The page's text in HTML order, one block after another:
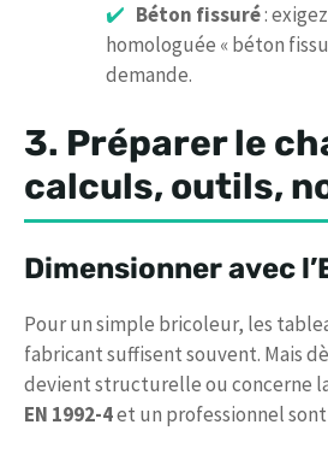
Béton fissuré:
homologuée « béton
demande.
3. Préparer le
calculs, outils,
Dimensionner avec
Pour un simple bricoleur, les
fabricant suffisent souvent. Mais
devient structurelle ou concerne
EN 1992-4et un professionnel